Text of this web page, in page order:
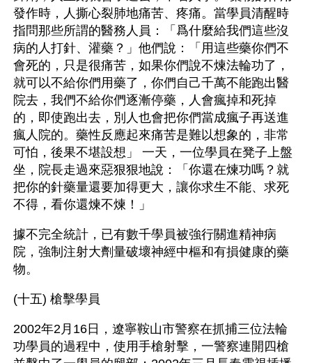
發作時，人撕心裂肺地痛苦、疼痛。當學員清醒時
指問那些所謂的醫務人員：「爲什麼給我們這些沒
病的人打針、灌藥？」他們說：「用這些藥你們不
會死的，只是很痛苦，如果你們說不煉法輪功了，
就可以不給你們用藥了，你們自己千萬不能跑出醫
院去，我們不給你們逐漸停藥，人會瘋掉和死掉
的，即使跑出去，別人也會把你們當成瘋子再送進
瘋人院的。藥性反應起來痛苦是難以想象的，非常
可怕，後果不堪設想」 一天，一位學員在凳子上盤
坐，院長走過來惡狠狠地說：「你還在煉功嗎？就
把你的針藥量還要加得更大，讓你求生不能、求死
不得，看你還煉不煉！」
據不完全統計，已有數千學員被強行關進精神病
院，強制注射大劑量破壞神經中樞和有損健康的藥
物。
(十五) 槍擊學員
2002年2月16日，遼寧鞍山市警察在抓捕三位法輪
功學員的過程中，使用手槍射擊，一警察連開四槍